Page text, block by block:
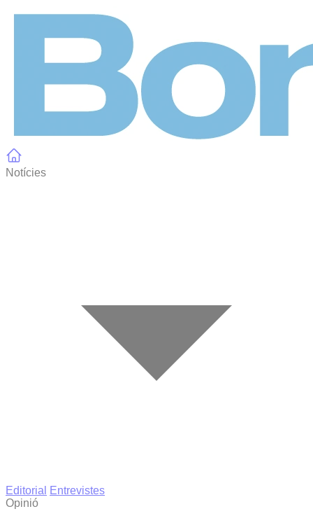
Notícies
Editorial
Entrevistes
Opinió